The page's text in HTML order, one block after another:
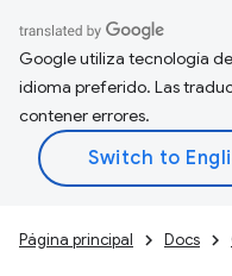
Google utiliza tecnología
idioma preferido. Las
contener errores.
Página principal Docs